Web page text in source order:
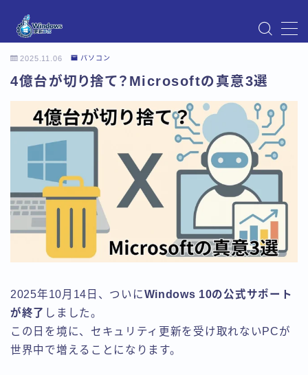
Instagram
Windows Updateの不具合・エラー対処法まとめ
Windows Update不具合・対処法
アクセス
お問い合わせ
デモプリセット記事 Part07
トップページ
プライバシーポリシー
プロフィール
メニュー
利用規約／特定商取引法に基づく表記
有料記事の決済完了ページ
2025.11.06 パソコン
4億台が切り捨て？Microsoftの真意3選
2025年10月14日、ついにWindows 10の公式サポート
が終了 しました。
この日を境に、セキュリティ更新を受け取れないPCが
世界中で増えることになります。